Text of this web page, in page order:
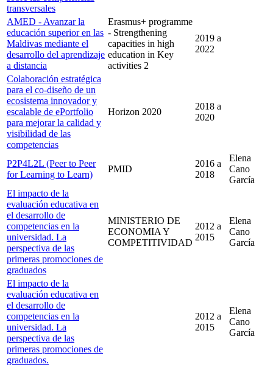
transversales
AMED - Avanzar la
educación superior en las
Maldivas mediante el
desarrollo del aprendizaje
a distancia
Erasmus+ programme
- Strengthening
capacities in high
education in Key
activities 2
2019 a
2022
Colaboración estratégica
para el co-diseño de un
ecosistema innovador y
escalable de ePortfolio
para mejorar la calidad y
visibilidad de las
competencias
Horizon 2020
2018 a
2020
P2P4L2L (Peer to Peer
for Learning to Learn)
PMID
2016 a
2018
Elena
Cano
García
El impacto de la
evaluación educativa en
el desarrollo de
competencias en la
universidad. La
perspectiva de las
primeras promociones de
graduados
MINISTERIO DE
ECONOMIA Y
COMPETITIVIDAD
2012 a
2015
Elena
Cano
García
El impacto de la
evaluación educativa en
el desarrollo de
competencias en la
universidad. La
perspectiva de las
primeras promociones de
graduados.
2012 a
2015
Elena
Cano
García